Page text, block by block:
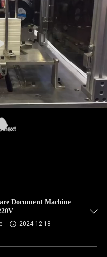
Document Machine
2024-12-18